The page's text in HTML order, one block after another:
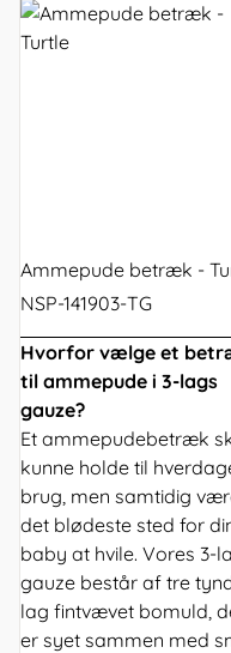
Ammepude betræk -
NSP-141903-TG
Hvorfor vælge et
til ammepude i 3-lags
gauze?
Et ammepudebetræk
kunne holde til
brug, men samtidig
det blødeste sted for
baby at hvile. Vores 3-
gauze består af tre
lag fintvævet bomuld,
er syet sammen med